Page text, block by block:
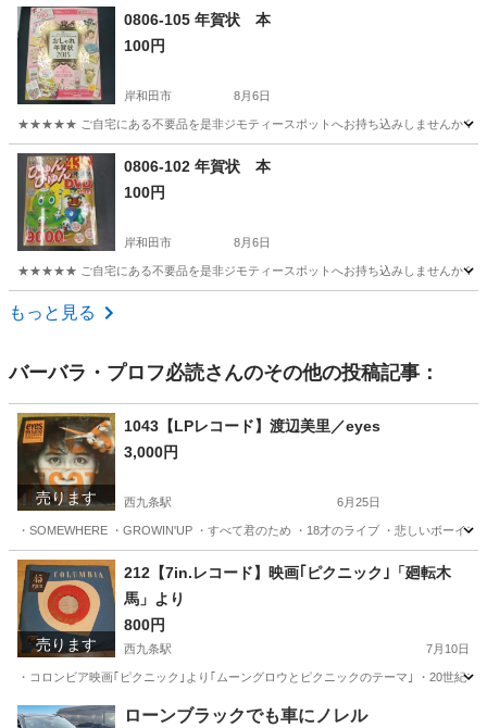
大阪 岸和田市 現地
0806-105 年賀状 本
100円
岸和田市 8月6日
★★★★★ ご自宅にある不要品を是非ジモティースポットへお持ち込みしませんか？
大阪 岸和田市 現地
0806-102 年賀状 本
100円
岸和田市 8月6日
★★★★★ ご自宅にある不要品を是非ジモティースポットへお持ち込みしませんか？
大阪 岸和田市
もっと見る
バーバラ・プロフ必読さんのその他の投稿記事：
売ります
1043【LPレコード】渡辺美里／eyes
3,000円
西九条駅 6月25日
・SOMEWHERE ・GROWIN'UP ・すべて君のため ・18才のライブ ・悲しいボーイ
大阪 大阪市 西九条駅 その他 LPレコード
売ります
212【7in.レコード】映画｢ピクニック｣「廻転木
馬」より
800円
西九条駅 7月10日
・コロンビア映画｢ピクニック｣より｢ムーングロウとピクニックのテーマ｣ ・20世
大阪 大阪市 西九条駅 その他 ピクニック
ローンブラックでも車にノレル